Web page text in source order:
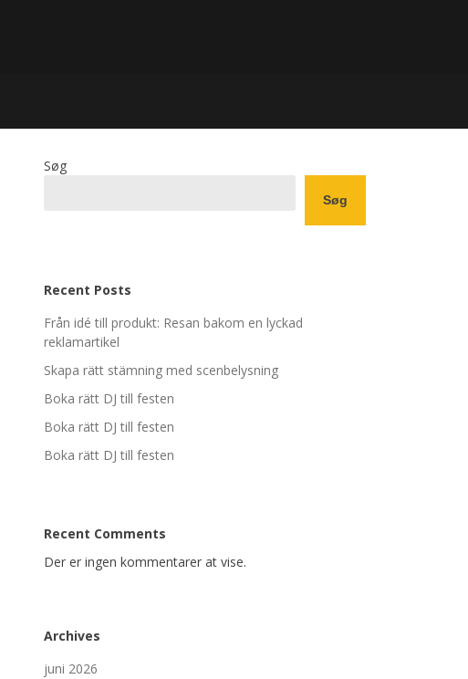
Søg
Søg
Recent Posts
Från idé till produkt: Resan bakom en lyckad
reklamartikel
Skapa rätt stämning med scenbelysning
Boka rätt DJ till festen
Boka rätt DJ till festen
Boka rätt DJ till festen
Recent Comments
Der er ingen kommentarer at vise.
Archives
juni 2026